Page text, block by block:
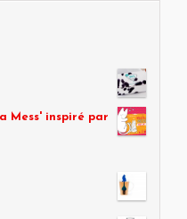
Mess' inspiré par